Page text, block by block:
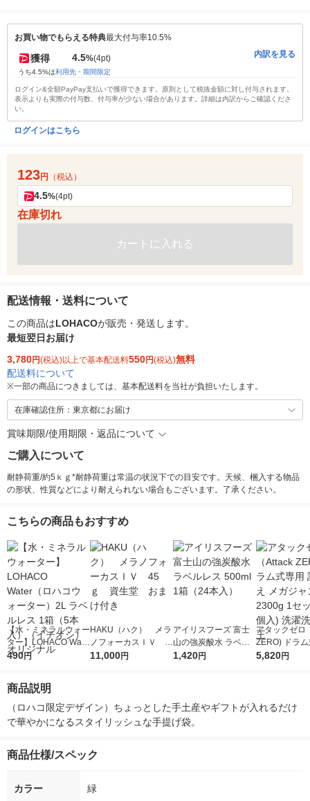
お買い物でもらえる特典最大付与率10.5%
獲得 4.5%(4pt)
うち4.5%は利用先・期間限定
内訳を見る
ログイン&全額PayPay支払いで獲得できます。原則として税抜金額に対し付与されます。
表示よりも実際の付与数、付与率が少ない場合があります。詳細は内訳からご確認くださ
い。
ログインはこちら
123円 （税込）
4.5%(4pt)
在庫切れ
カートに入れる
配送情報・送料について
この商品はLOHACOが販売・発送します。
最短翌日お届け
3,780円(税込)以上で基本配送料550円(税込)無料
配送料について
※一部の商品につきましては、基本配送料を当社が負担いたします。
在庫確認住所：東京都にお届け
賞味期限/使用期限・返品について
ご購入について
耐静荷重/約5ｋｇ*耐静荷重は常温の状況下での目安です。天候、梱入する物品
の形状、性質などにより耐えられない場合もございます。了承ください。
こちらの商品もおすすめ
【水・ミネラルウォー
ター】LOHACO Wate
r（ロハコウォータ
シ） オリジナル
490円
HAKU（ハク） メラ
ノフォーカスＩＶ 4
5ｇ 資生堂 おまけ
11,000円
アイリスフーズ 富士
山の強炭酸水 ラベル
レス 500ml 1箱（24
1,420円
アタックゼロ
ZERO) ドラ
詰め替え メガ
5,820円
商品説明
（ロハコ限定デザイン）ちょっとした手土産やギフトが入れるだけ
で華やかになるスタイリッシュな手提げ袋。
商品仕様/スペック
カラー 緑